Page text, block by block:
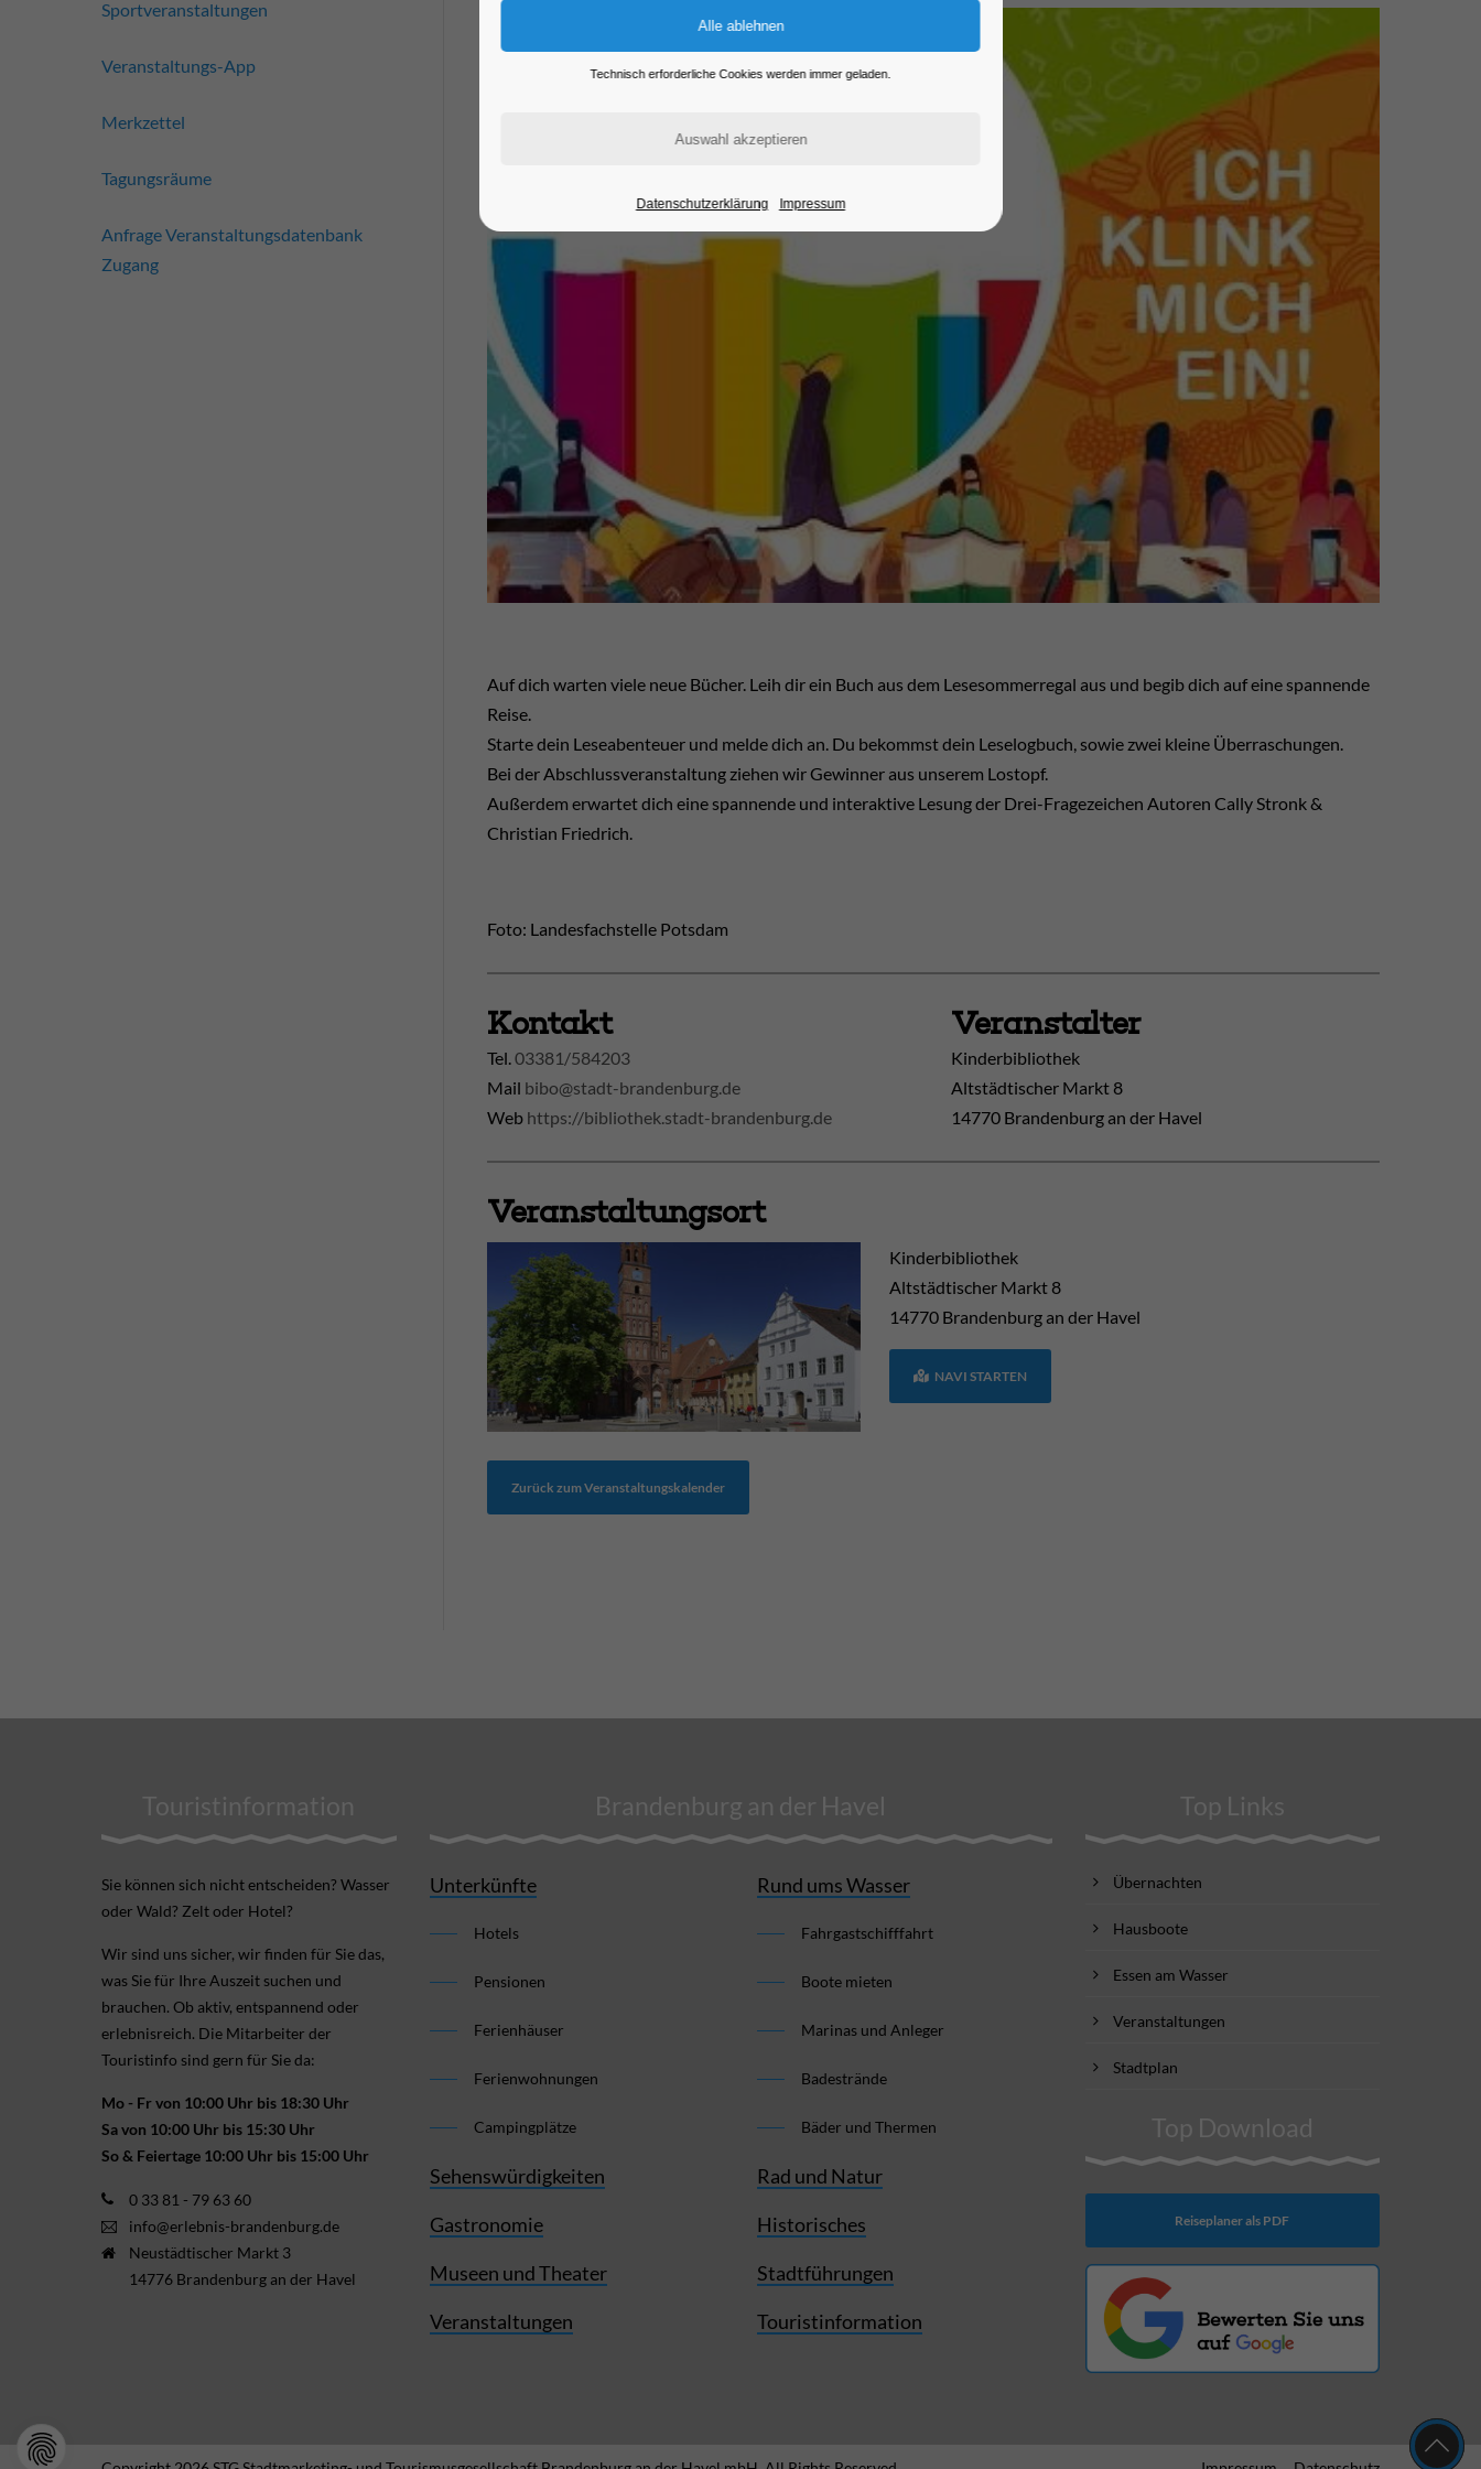
Auf dich warten viele neue Bücher. Leih dir ein Buch aus dem Lesesommerregal aus und begib dich auf eine spannende
Reise.
Starte dein Leseabenteuer und melde dich an. Du bekommst dein Leselogbuch, sowie zwei kleine Überraschungen.
Bei der Abschlussveranstaltung ziehen wir Gewinner aus unserem Lostopf.
Außerdem erwartet dich eine spannende und interaktive Lesung der Drei-Fragezeichen Autoren Cally Stronk &
Christian Friedrich.
Foto: Landesfachstelle Potsdam
Kontakt
Tel. 03381/584203
Mail bibo@stadt-brandenburg.de
Web https://bibliothek.stadt-brandenburg.de
Veranstalter
Kinderbibliothek
Altstädtischer Markt 8
14770 Brandenburg an der Havel
Veranstaltungsort
Kinderbibliothek
Altstädtischer Markt 8
14770 Brandenburg an der Havel
NAVI STARTEN
Zurück zum Veranstaltungskalender
Sportveranstaltungen
Veranstaltungs-App
Merkzettel
Tagungsräume
Anfrage Veranstaltungsdatenbank
Zugang
Touristinformation
Sie können sich nicht ent­scheiden? Wasser
oder Wald? Zelt oder Hotel?
Wir sind uns sicher, wir finden für Sie das,
was Sie für Ihre Aus­zeit suchen und
brauchen. Ob aktiv, ent­spannend oder
erlebnis­reich. Die Mitarbeiter der
Touristinfo sind gern für Sie da:
Mo - Fr von 10:00 Uhr bis 18:30 Uhr
Sa von 10:00 Uhr bis 15:30 Uhr
So & Feiertage 10:00 Uhr bis 15:00 Uhr
0 33 81 - 79 63 60
info@erlebnis-brandenburg.de
Neustädtischer Markt 3
14776 Brandenburg an der Havel
Brandenburg an der Havel
Unterkünfte
Hotels
Pensionen
Ferienhäuser
Ferienwohnungen
Campingplätze
Sehenswürdigkeiten
Gastronomie
Museen und Theater
Veranstaltungen
Rund ums Wasser
Fahrgastschifffahrt
Boote mieten
Marinas und Anleger
Badestrände
Bäder und Thermen
Rad und Natur
Historisches
Stadtführungen
Touristinformation
Top Links
Übernachten
Hausboote
Essen am Wasser
Veranstaltungen
Stadtplan
Top Download
Reiseplaner als PDF
Technisch erforderliche Cookies werden immer geladen.
Datenschutzerklärung Impressum